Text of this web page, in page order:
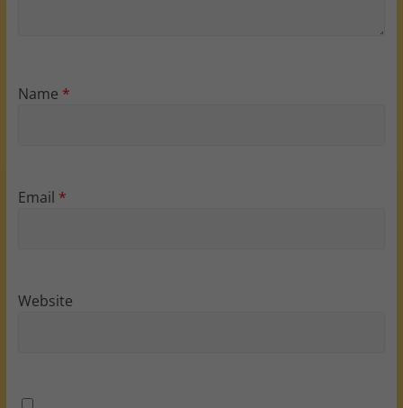
Name *
Email *
Website